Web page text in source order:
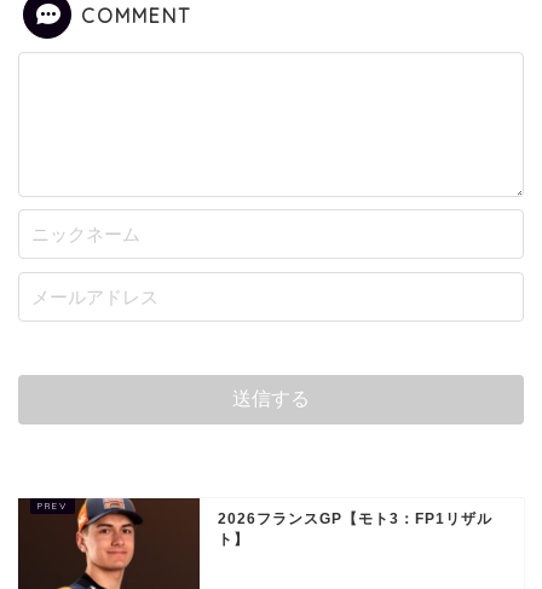
COMMENT
2026フランスGP【モト3：FP1リザル
ト】